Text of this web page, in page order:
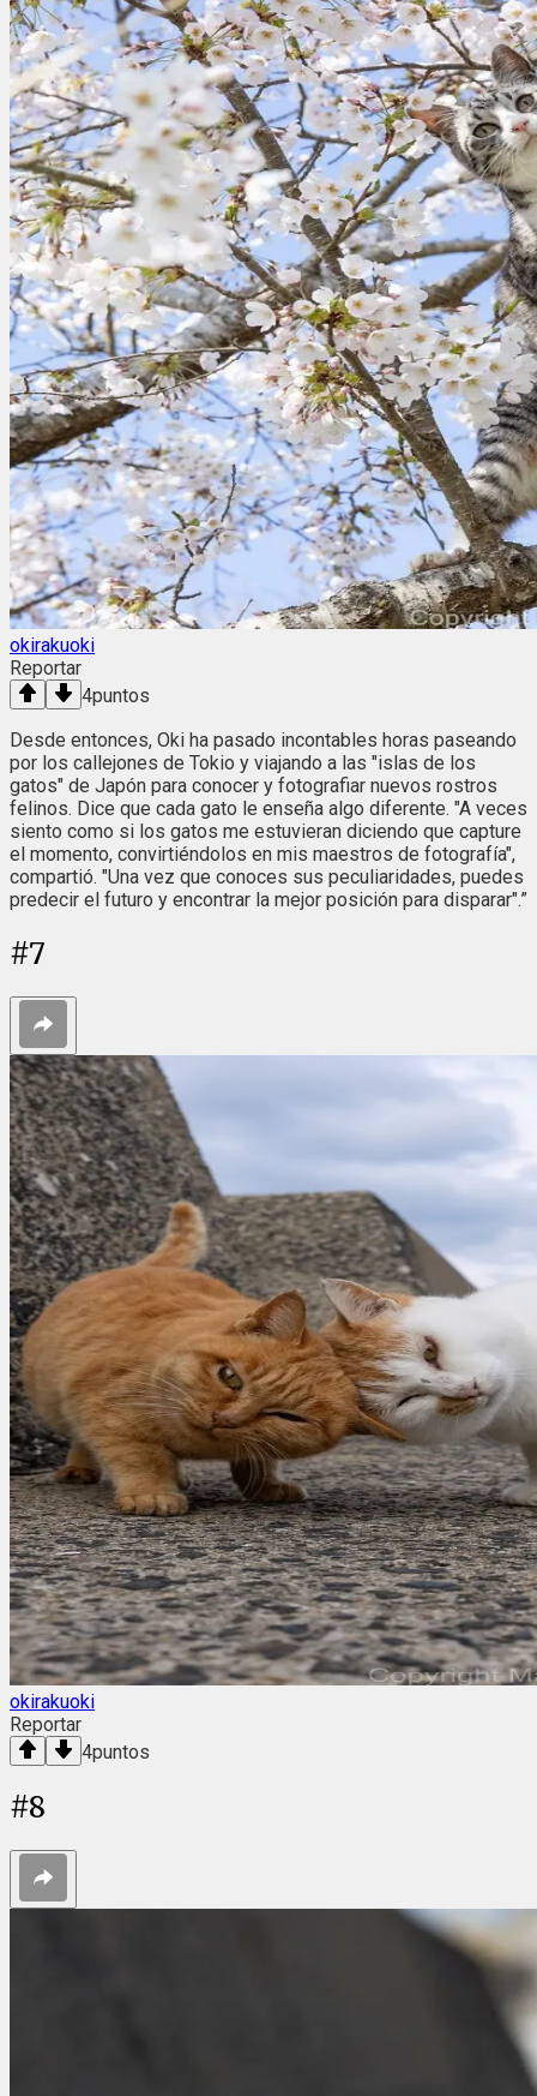
okirakuoki
Reportar
4puntos
Desde entonces, Oki ha pasado incontables horas paseando
por los callejones de Tokio y viajando a las "islas de los
gatos" de Japón para conocer y fotografiar nuevos rostros
felinos. Dice que cada gato le enseña algo diferente. "A veces
siento como si los gatos me estuvieran diciendo que capture
el momento, convirtiéndolos en mis maestros de fotografía",
compartió. "Una vez que conoces sus peculiaridades, puedes
predecir el futuro y encontrar la mejor posición para disparar".”
#7
okirakuoki
Reportar
4puntos
#8